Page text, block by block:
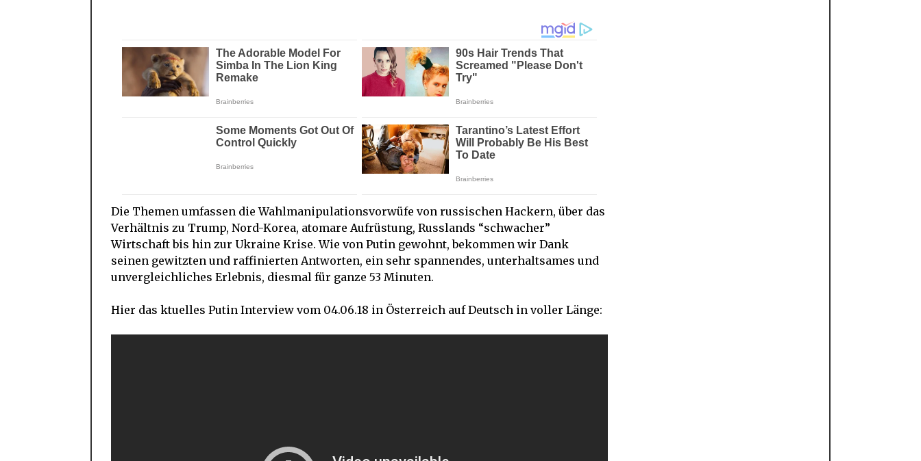
Die Themen umfassen die Wahlmanipulationsvorwüfe von russischen Hackern, über das
Verhältnis zu Trump, Nord-Korea, atomare Aufrüstung, Russlands “schwacher”
Wirtschaft bis hin zur Ukraine Krise. Wie von Putin gewohnt, bekommen wir Dank
seinen gewitzten und raffinierten Antworten, ein sehr spannendes, unterhaltsames und
unvergleichliches Erlebnis, diesmal für ganze 53 Minuten.
Hier das ktuelles Putin Interview vom 04.06.18 in Österreich auf Deutsch in voller Länge: